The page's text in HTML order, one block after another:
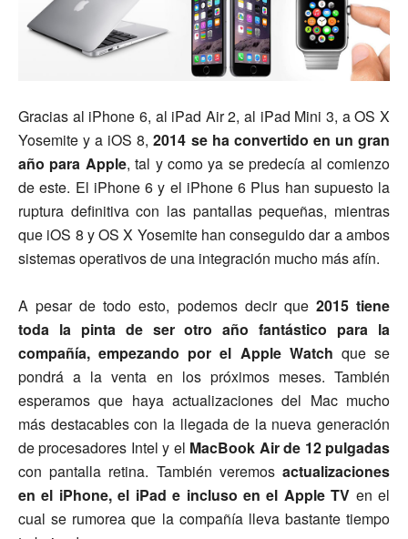
Gracias al iPhone 6, al iPad Air 2, al iPad Mini 3, a OS X
Yosemite y a iOS 8,2014 se ha convertido en un gran
año para Apple, tal y como ya se predecía al comienzo
de este. El iPhone 6 y el iPhone 6 Plus han supuesto la
ruptura definitiva con las pantallas pequeñas, mientras
que iOS 8 y OS X Yosemite han conseguido dar a ambos
sistemas operativos de una integración mucho más afín.
A pesar de todo esto, podemos decir que 2015 tiene
toda la pinta de ser otro año fantástico para la
compañía, empezando por el Apple Watch que se
pondrá a la venta en los próximos meses. También
esperamos que haya actualizaciones del Mac mucho
más destacables con la llegada de la nueva generación
de procesadores Intel y el MacBook Air de 12 pulgadas
con pantalla retina. También veremos actualizaciones
en el iPhone, el iPad e incluso en el Apple TV en el
cual se rumorea que la compañía lleva bastante tiempo